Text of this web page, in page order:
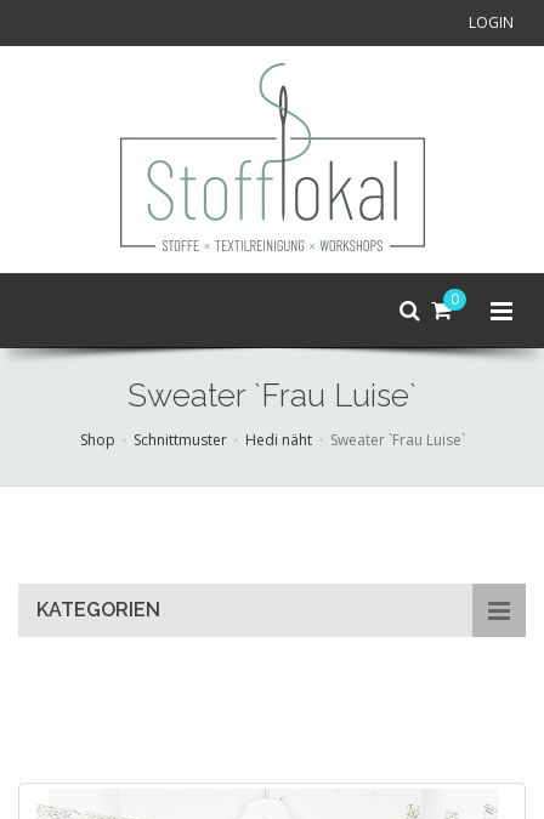
LOGIN
0
Sweater `Frau Luise`
Shop Schnittmuster Hedi näht Sweater `Frau Luise`
KATEGORIEN